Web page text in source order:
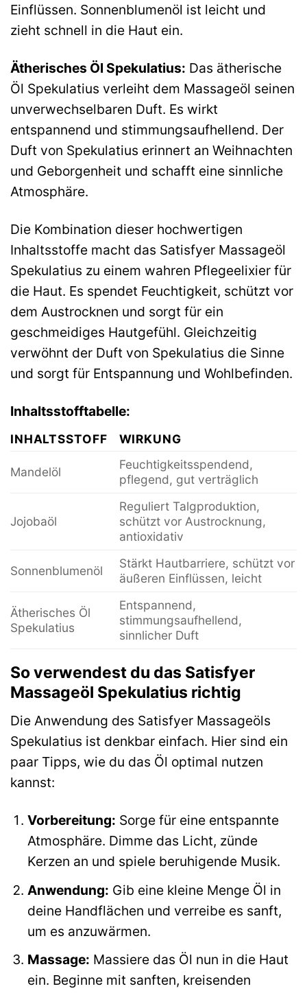
Einflüssen. Sonnenblumenöl ist leicht und
zieht schnell in die Haut ein.
Ätherisches Öl Spekulatius: Das ätherische
Öl Spekulatius verleiht dem Massageöl seinen
unverwechselbaren Duft. Es wirkt
entspannend und stimmungsaufhellend. Der
Duft von Spekulatius erinnert an Weihnachten
und Geborgenheit und schafft eine sinnliche
Atmosphäre.
Die Kombination dieser hochwertigen
Inhaltsstoffe macht das Satisfyer Massageöl
Spekulatius zu einem wahren Pflegeelixier für
die Haut. Es spendet Feuchtigkeit, schützt vor
dem Austrocknen und sorgt für ein
geschmeidiges Hautgefühl. Gleichzeitig
verwöhnt der Duft von Spekulatius die Sinne
und sorgt für Entspannung und Wohlbefinden.
Inhaltsstofftabelle:
INHALTSSTOFF WIRKUNG
Mandelöl
Feuchtigkeitsspendend,
pflegend, gut verträglich
Jojobaöl
Reguliert Talgproduktion,
schützt vor Austrocknung,
antioxidativ
Sonnenblumenöl
Stärkt Hautbarriere, schützt vor
äußeren Einflüssen, leicht
Ätherisches Öl
Spekulatius
Entspannend,
stimmungsaufhellend,
sinnlicher Duft
So verwendest du das Satisfyer
Massageöl Spekulatius richtig
Die Anwendung des Satisfyer Massageöls
Spekulatius ist denkbar einfach. Hier sind ein
paar Tipps, wie du das Öl optimal nutzen
kannst:
Vorbereitung: Sorge für eine entspannte
Atmosphäre. Dimme das Licht, zünde
Kerzen an und spiele beruhigende Musik.
Anwendung: Gib eine kleine Menge Öl in
deine Handflächen und verreibe es sanft,
um es anzuwärmen.
Massage: Massiere das Öl nun in die Haut
ein. Beginne mit sanften, kreisenden